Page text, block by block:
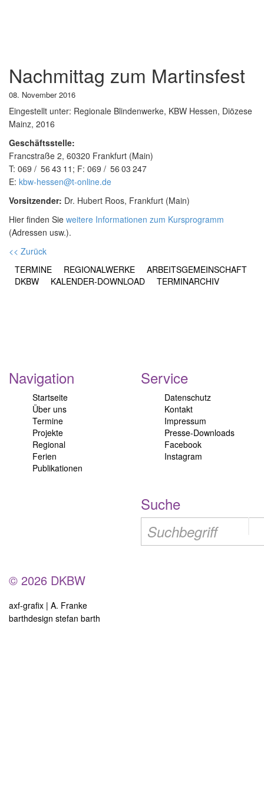
Nachmittag zum Martinsfest
08. November 2016
Eingestellt unter: Regionale Blindenwerke, KBW Hessen, Diözese
Mainz, 2016
Geschäftsstelle:
Francstraße 2, 60320 Frankfurt (Main)
T: 069 56 43 11 ; F: 069 56 03 247
E: kbw-hessen@t-online.de
Vorsitzender: Dr. Hubert Roos, Frankfurt (Main)
Hier finden Sie weitere Informationen zum Kursprogramm
(Adressen usw.).
<< Zurück
TERMINE
REGIONALWERKE
ARBEITSGEMEINSCHAFT
DKBW
KALENDER-DOWNLOAD TERMINARCHIV
Navigation
Startseite
Über uns
Termine
Projekte
Regional
Ferien
Publikationen
Service
Datenschutz
Kontakt
Impressum
Presse-Downloads
Facebook
Instagram
Suche
© 2026 DKBW
axf-grafix | A. Franke
barthdesign stefan barth